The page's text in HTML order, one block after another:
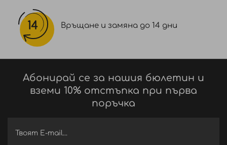
Връщане и замяна до 14 дни
Абонирай се за нашия бюлетин и
вземи 10% отстъпка при първа
поръчка